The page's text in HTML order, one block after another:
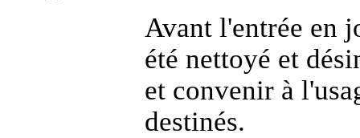
Avant l'entrée en
été nettoyé et
et convenir à
destinés.